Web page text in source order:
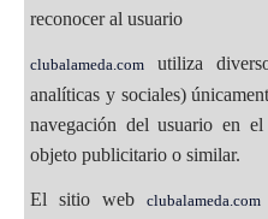
reconocer al usuario
clubalameda.com utiliza
analíticas y sociales)
navegación del usuario en
objeto publicitario o similar.
El sitio webclubalameda.com